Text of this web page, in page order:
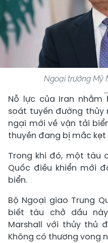
Ngoại trưởng Mỹ
Nỗ lực của Iran nhằm
soát tuyến đường
ngại mới về vận tải
thuyền đang bị mắc kẹt
Trong khi đó, một tàu
Quốc điều khiển mới
biển.
Bộ Ngoại giao Trung
biết tàu chở dầu
Marshall với thủy thủ
Không có thương vong